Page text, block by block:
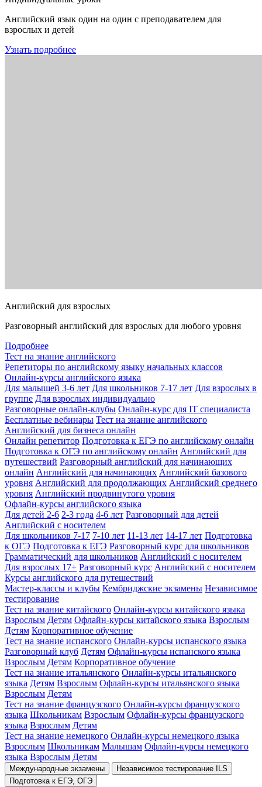
Английский язык один на один с преподавателем для
взрослых и детей
Узнать подробнее
Английский для взрослых
Разговорный английский для взрослых для любого уровня
Подробнее
Тест на знание английского
Репетиторы по английскому языку начальных классов
Онлайн-курсы английского языка
Для малышей 3-6 лет Для школьников 7-17 лет Для взрослых в
группе Для взрослых индивидуально
Разговорные онлайн-клубы Онлайн-курс для IT специалиста
Бесплатные вебинары Тест на знание английского
Английский для бизнеса онлайн
Онлайн репетитор Подготовка к ЕГЭ по английскому онлайн
Подготовка к ОГЭ по английскому онлайн Английский для
путешествий Разговорный английский для начинающих
онлайн Английский для начинающих Английский базового
уровня Английский для продолжающих Английский среднего
уровня Английский продвинутого уровня
Офлайн-курсы английского языка
Для детей 2-6 2-3 года 4-6 лет Разговорный для детей
Английский с носителем
Для школьников 7-17 7-10 лет 11-13 лет 14-17 лет Подготовка
к ОГЭ Подготовка к ЕГЭ Разговорный курс для школьников
Грамматический для школьников Английский с носителем
Для взрослых 17+ Разговорный курс Английский с носителем
Курсы английского для путешествий
Мастер-классы и клубы Кембриджские экзамены Независимое
тестирование
Тест на знание китайского Онлайн-курсы китайского языка
Взрослым Детям Офлайн-курсы китайского языка Взрослым
Детям Корпоративное обучение
Тест на знание испанского Онлайн-курсы испанского языка
Разговорный клуб Детям Офлайн-курсы испанского языка
Взрослым Детям Корпоративное обучение
Тест на знание итальянского Онлайн-курсы итальянского
языка Детям Взрослым Офлайн-курсы итальянского языка
Взрослым Детям
Тест на знание французского Онлайн-курсы французского
языка Школьникам Взрослым Офлайн-курсы французского
языка Взрослым Детям
Тест на знание немецкого Онлайн-курсы немецкого языка
Взрослым Школьникам Малышам Офлайн-курсы немецкого
языка Взрослым Детям
Международные экзамены
Независимое тестирование ILS
Подготовка к ЕГЭ, ОГЭ